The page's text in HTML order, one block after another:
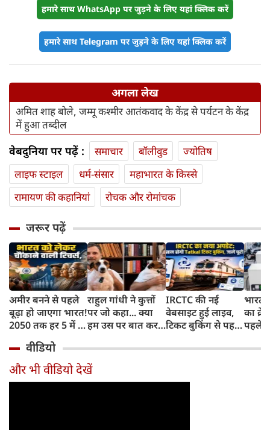
हमारे साथ WhatsApp पर जुड़ने के लिए यहां क्लिक करें
हमारे साथ Telegram पर जुड़ने के लिए यहां क्लिक करें
अगला लेख
अमित शाह बोले, जम्मू कश्मीर आतंकवाद के केंद्र से पर्यटन के केंद्र
में हुआ तब्दील
वेबदुनिया पर पढ़ें : समाचार बॉलीवुड
ज्योतिष
लाइफ स्‍टाइल
धर्म-संसार
महाभारत के किस्से
रामायण की कहानियां
रोचक और रोमांचक
जरूर पढ़ें
अमीर बनने से पहले
बूढ़ा हो जाएगा भारत!
2050 तक हर 5 में 1
साल से ज्यादा उम्र का
राहुल गांधी ने कुत्तों
पर जो कहा... क्या
हम उस पर बात कर
IRCTC की नई
वेबसाइट हुई लाइव,
टिकट बुकिंग से पहले
काम, जानें पूरा
भारत
का
पहले
और
वीडियो
और भी वीडियो देखें